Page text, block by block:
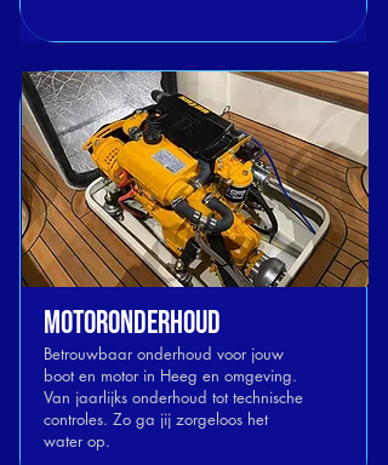
MOTOROnderhoud
Betrouwbaar onderhoud voor jouw
boot en motor in Heeg en omgeving.
Van jaarlijks onderhoud tot technische
controles. Zo ga jij zorgeloos het
water op.